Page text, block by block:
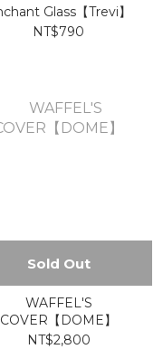
Enchant Glass【Trevi】
NT$790
Sold Out
WAFFEL'S
COVER【DOME】
NT$2,800